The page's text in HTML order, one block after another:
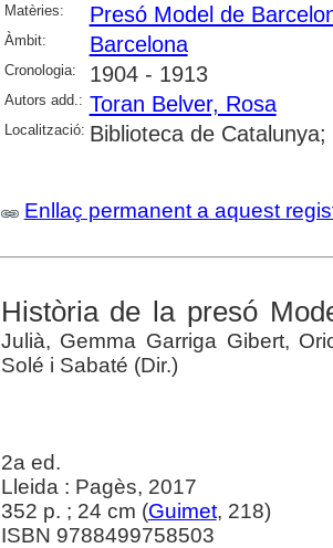
Matèries:
Presó Model de
Àmbit: Barcelona
Cronologia: 1904 - 1913
Autors add.: Toran Belver, Rosa
Localització: Biblioteca de
Enllaç permanent a aquest
Història de la presó
Julià, Gemma Garriga Gibert,
Solé i Sabaté (Dir.)
2a ed.
Lleida : Pagès, 2017
352 p. ; 24 cm (Guimet, 218)
ISBN 9788499758503